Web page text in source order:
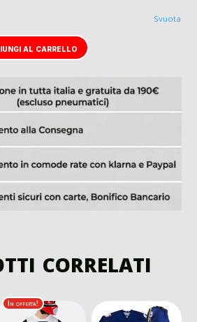
Svuota
al carrello
correlati
In offerta!